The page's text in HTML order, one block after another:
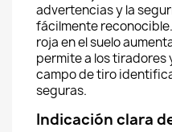
advertencias y la
fácilmente
roja en el suelo
permite a los tiradores
campo de tiro
seguras.
Indicación clara